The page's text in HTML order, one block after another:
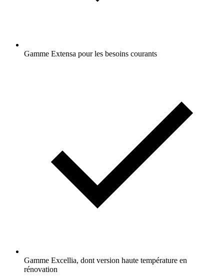
Gamme Extensa pour les besoins courants
Gamme Excellia, dont version haute température en
rénovation